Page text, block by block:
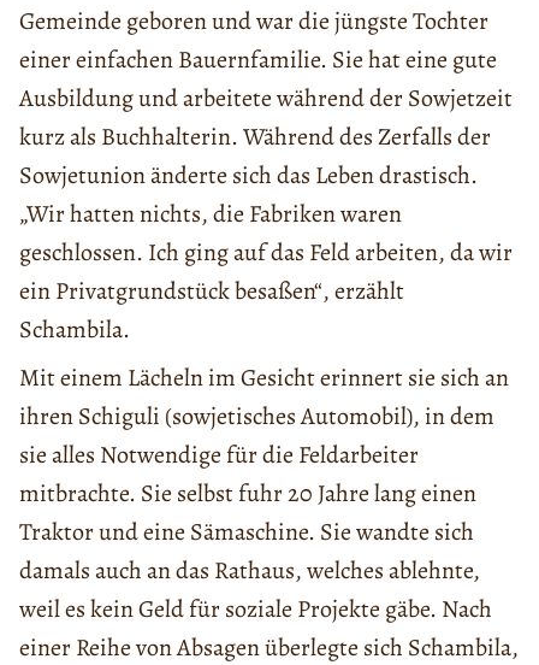
Gemeinde geboren und war die jüngste Tochter
einer einfachen Bauernfamilie. Sie hat eine gute
Ausbildung und arbeitete während der Sowjetzeit
kurz als Buchhalterin. Während des Zerfalls der
Sowjetunion änderte sich das Leben drastisch.
„Wir hatten nichts, die Fabriken waren
geschlossen. Ich ging auf das Feld arbeiten, da wir
ein Privatgrundstück besaßen“, erzählt
Schambila.
Mit einem Lächeln im Gesicht erinnert sie sich an
ihren Schiguli (sowjetisches Automobil), in dem
sie alles Notwendige für die Feldarbeiter
mitbrachte. Sie selbst fuhr 20 Jahre lang einen
Traktor und eine Sämaschine. Sie wandte sich
damals auch an das Rathaus, welches ablehnte,
weil es kein Geld für soziale Projekte gäbe. Nach
einer Reihe von Absagen überlegte sich Schambila,